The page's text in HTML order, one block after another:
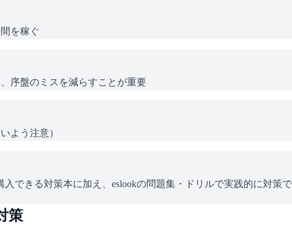
を稼ぐ
序盤のミスを減らすことが重要
よう注意）
できる対策本に加え、eslookの問題集・ドリルで実践的に対策で
策